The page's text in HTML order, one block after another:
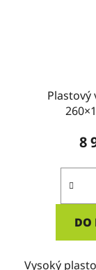
Plastový
8
DO
Vysoký